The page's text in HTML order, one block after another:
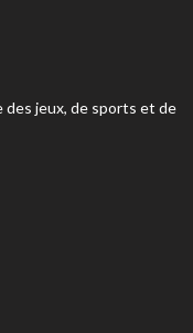
des jeux, de sports et de